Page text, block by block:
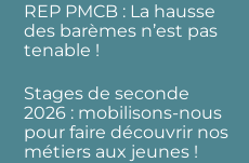
REP PMCB : La hausse
des barèmes n’est pas
tenable !
Stages de seconde
2026 : mobilisons-nous
pour faire découvrir nos
métiers aux jeunes !